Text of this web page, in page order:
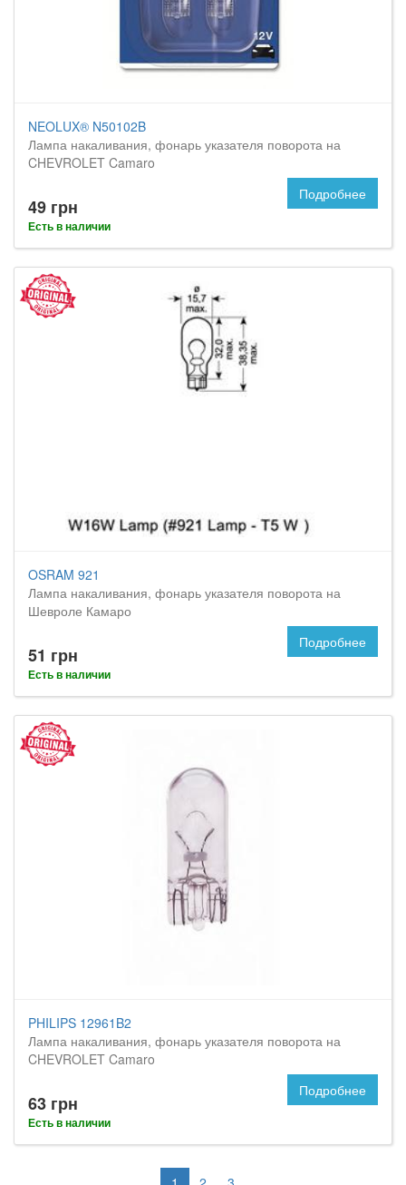
NEOLUX® N50102B
Лампа накаливания, фонарь указателя поворота на
CHEVROLET Camaro
49 грн
Есть в наличии
Подробнее
OSRAM 921
Лампа накаливания, фонарь указателя поворота на
Шевроле Камаро
51 грн
Есть в наличии
Подробнее
PHILIPS 12961B2
Лампа накаливания, фонарь указателя поворота на
CHEVROLET Camaro
63 грн
Есть в наличии
Подробнее